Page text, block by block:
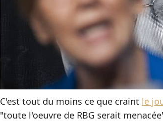
C'est tout du moins ce que craint le
"toute l'oeuvre de RBG serait